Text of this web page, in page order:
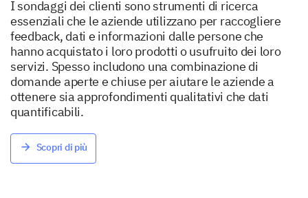
I sondaggi dei clienti sono strumenti di ricerca
essenziali che le aziende utilizzano per raccogliere
feedback, dati e informazioni dalle persone che
hanno acquistato i loro prodotti o usufruito dei loro
servizi. Spesso includono una combinazione di
domande aperte e chiuse per aiutare le aziende a
ottenere sia approfondimenti qualitativi che dati
quantificabili.
Scopri di più